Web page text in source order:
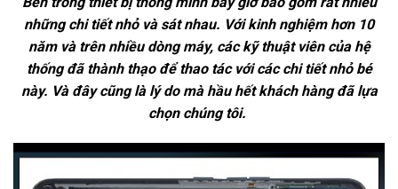
những chi tiết nhỏ và sát nhau. Với kinh nghiệm hơn 10
năm và trên nhiều dòng máy, các kỹ thuật viên của hệ
thống đã thành thạo để thao tác với các chi tiết nhỏ bé
này. Và đây cũng là lý do mà hầu hết khách hàng đã lựa
chọn chúng tôi.